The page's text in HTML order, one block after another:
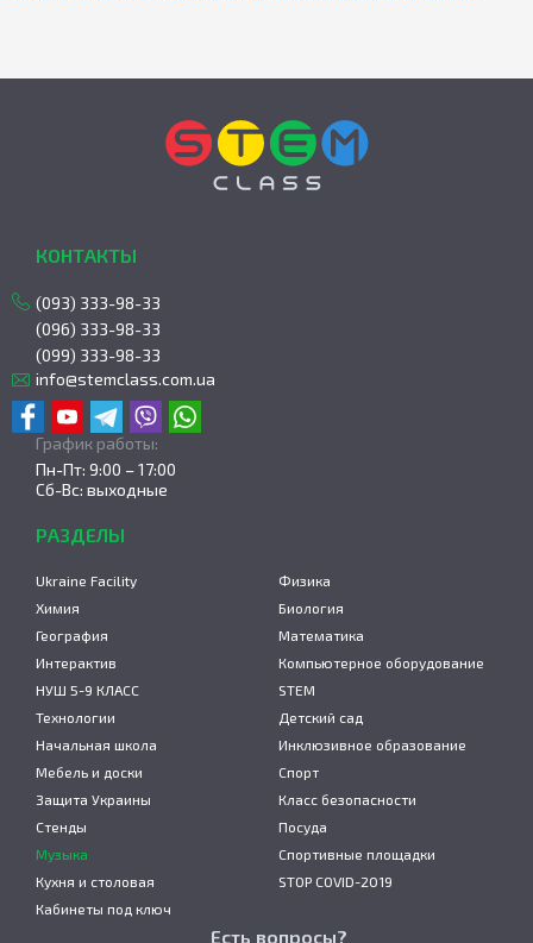
КОНТАКТЫ
(093) 333-98-33
(096) 333-98-33
(099) 333-98-33
info@stemclass.com.ua
График работы:
Пн-Пт: 9:00 – 17:00
Сб-Вс: выходные
РАЗДЕЛЫ
Ukraine Facility
Физика
Химия
Биология
География
Математика
Интерактив
Компьютерное оборудование
НУШ 5-9 КЛАСС
STEM
Технологии
Детский сад
Начальная школа
Инклюзивное образование
Мебель и доски
Спорт
Защита Украины
Класс безопасности
Стенды
Посуда
Музыка
Спортивные площадки
Кухня и столовая
STOP COVID-2019
Кабинеты под ключ
Есть вопросы?